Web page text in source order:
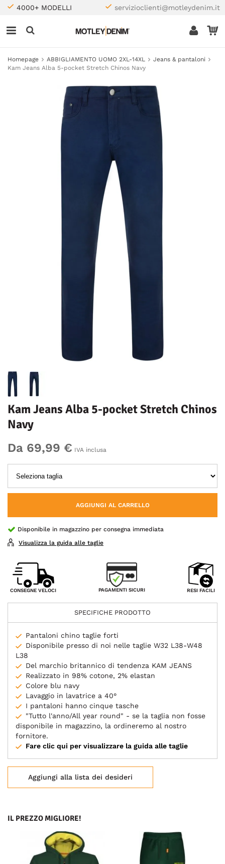
4000+ MODELLI servizioclienti@motleydenim.it
Homepage ABBIGLIAMENTO UOMO 2XL-14XL
Jeans & pantaloni
Kam Jeans Alba 5-pocket Stretch Chinos Navy
Kam Jeans Alba 5-pocket Stretch Chinos
Navy
Da 69,99 € IVA inclusa
AGGIUNGI AL CARRELLO
Disponibile in magazzino per consegna immediata
Visualizza la guida alle taglie
CONSEGNE VELOCI PAGAMENTI SICURI RESI FACILI
SPECIFICHE PRODOTTO
Pantaloni chino taglie forti
Disponibile presso di noi nelle taglie W32 L38-W48
L38
Del marchio britannico di tendenza KAM JEANS
Realizzato in 98% cotone, 2% elastan
Colore blu navy
Lavaggio in lavatrice a 40°
I pantaloni hanno cinque tasche
"Tutto l'anno/All year round" - se la taglia non fosse
disponibile in magazzino, la ordineremo al nostro
fornitore.
Fare clic qui per visualizzare la guida alle taglie
Aggiungi alla lista dei desideri
IL PREZZO MIGLIORE!